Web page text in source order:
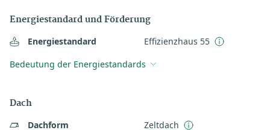
Energiestandard und Förderung
Energiestandard
Effizienzhaus 55
Bedeutung der Energiestandards
Dach
Dachform Zeltdach